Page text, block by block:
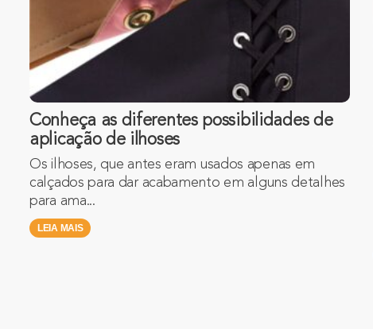
Conheça as diferentes possibilidades de
aplicação de ilhoses
Os ilhoses, que antes eram usados apenas em
calçados para dar acabamento em alguns detalhes
para ama...
LEIA MAIS